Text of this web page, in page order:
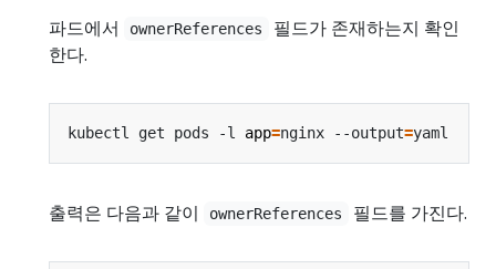
파드에서 ownerReferences
필드가 존재하는지 확인
한다.
kubectl get pods -l app=nginx --output=
출력은 다음과 같이 ownerReferences 필드를 가진다.